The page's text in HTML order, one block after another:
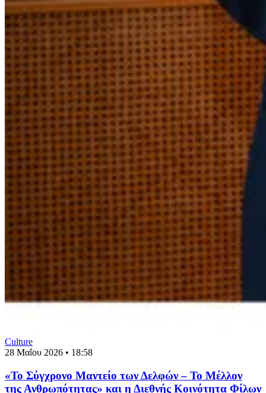
Culture
28 Μαΐου 2026 • 18:58
«Το Σύγχρονο Μαντείο των Δελφών – Το Μέλλον
της Ανθρωπότητας» και η Διεθνής Κοινότητα Φίλων